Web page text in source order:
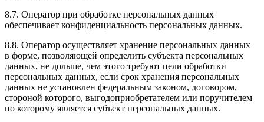
8.7. Оператор при обработке персональных данных
обеспечивает конфиденциальность персональных данных.
8.8. Оператор осуществляет хранение персональных данных
в форме, позволяющей определить субъекта персональных
данных, не дольше, чем этого требуют цели обработки
персональных данных, если срок хранения персональных
данных не установлен федеральным законом, договором,
стороной которого, выгодоприобретателем или поручителем
по которому является субъект персональных данных.